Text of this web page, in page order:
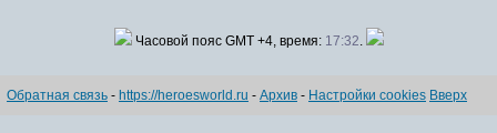
Часовой пояс GMT +4, время: 17:32.
Обратная связь - https://heroesworld.ru - Архив - Настройки cookies Вверх